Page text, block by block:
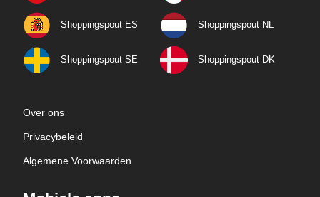
Shoppingspout ES Shoppingspout NL
Shoppingspout SE Shoppingspout DK
Over ons
Privacybeleid
Algemene Voorwaarden